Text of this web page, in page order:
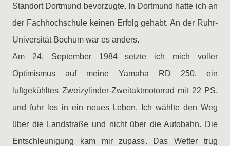
Standort Dortmund bevorzugte. In Dortmund hatte ich an
der Fachhochschule keinen Erfolg gehabt. An der Ruhr-
Universität Bochum war es anders.
Am 24. September 1984 setzte ich mich voller
Optimismus auf meine Yamaha RD 250, ein
luftgekühltes Zweizylinder-Zweitaktmotorrad mit 22 PS,
und fuhr los in ein neues Leben. Ich wählte den Weg
über die Landstraße und nicht über die Autobahn. Die
Entschleunigung kam mir zupass. Das Wetter trug